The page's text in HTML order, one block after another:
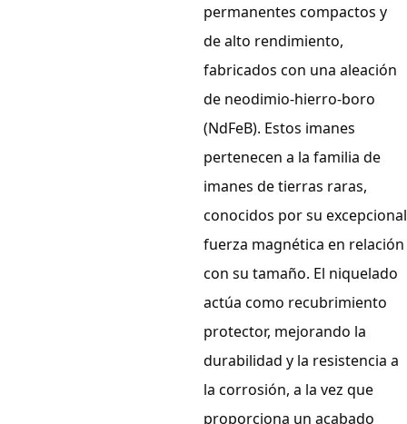
permanentes compactos y
de alto rendimiento,
fabricados con una aleación
de neodimio-hierro-boro
(NdFeB). Estos imanes
pertenecen a la familia de
imanes de tierras raras,
conocidos por su excepcional
fuerza magnética en relación
con su tamaño. El niquelado
actúa como recubrimiento
protector, mejorando la
durabilidad y la resistencia a
la corrosión, a la vez que
proporciona un acabado